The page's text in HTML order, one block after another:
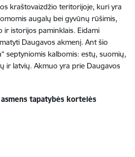
kraštovaizdžio teritorijoje, kuri yra
augalų bei gyvūnų rūšimis,
ir istorijos paminklais. Eidami
Daugavos akmenį. Ant šio
septyniomis kalbomis: estų, suomių,
ir latvių. Akmuo yra prie Daugavos
tapatybės kortelės